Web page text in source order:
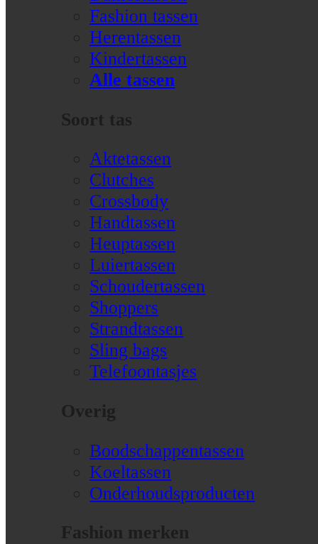
Fashion tassen
Herentassen
Kindertassen
Alle tassen
Soort tas
Aktetassen
Clutches
Crossbody
Handtassen
Heuptassen
Luiertassen
Schoudertassen
Shoppers
Strandtassen
Sling bags
Telefoontasjes
Overig
Boodschappentassen
Koeltassen
Onderhoudsproducten
Fashion merken